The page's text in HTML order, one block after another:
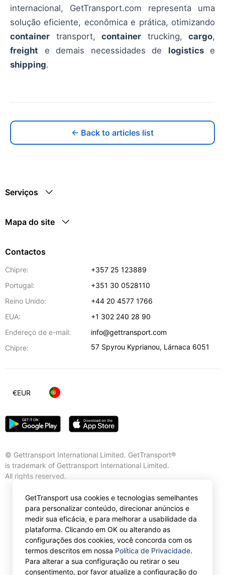
internacional, GetTransport.com representa uma
solução eficiente, econômica e prática, otimizando
container transport, container trucking, cargo,
freight e demais necessidades de logisticse
shipping.
← Back to articles list
Serviços
Mapa do site
Contactos
Chipre:
+357 25 123889
Portugal:
+351 30 0528110
Reino Unido:
+44 20 4577 1766
EUA:
+1 302 240 28 90
Endereço de e-mail:
info@gettransport.com
Chipre:
57 Spyrou Kyprianou, Lárnaca 6051
© Gettransport International Limited. GetTransport®
is trademark of Gettransport International Limited.
All rights reserved.
€EUR
GetTransport usa cookies e tecnologias semelhantes
para personalizar conteúdo, direcionar anúncios e
medir sua eficácia, e para melhorar a usabilidade da
plataforma. Clicando em OK ou alterando as
configurações dos cookies, você concorda com os
termos descritos em nossa Política de Privacidade.
Para alterar a sua configuração ou retirar o seu
consentimento, por favor atualize a configuração do